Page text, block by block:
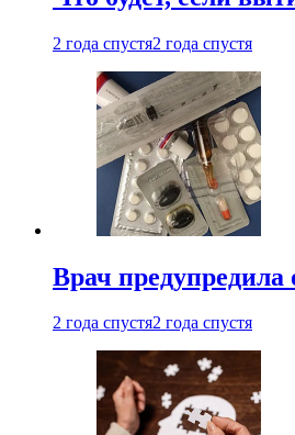
2 года спустя2 года спустя
Врач
2 года спустя2 года спустя